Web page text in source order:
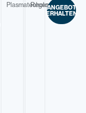
Plasmatechologie
Regeneration
ANGEBOT
ERHALTEN